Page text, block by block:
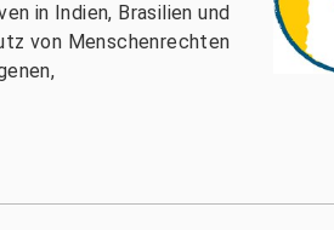
in Indien, Brasilien und
von Menschenrechten